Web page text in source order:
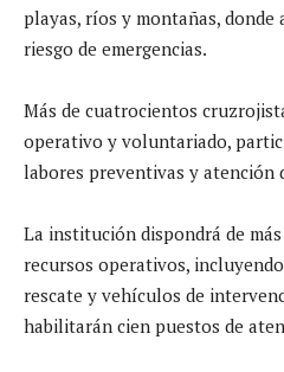
playas, ríos y montañas,
riesgo de emergencias.
Más de cuatrocientos
operativo y voluntariado,
labores preventivas y atención
La institución dispondrá de
recursos operativos,
rescate y vehículos de
habilitarán cien puestos de